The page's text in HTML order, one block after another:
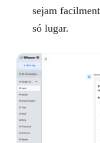
sejam
só lugar.